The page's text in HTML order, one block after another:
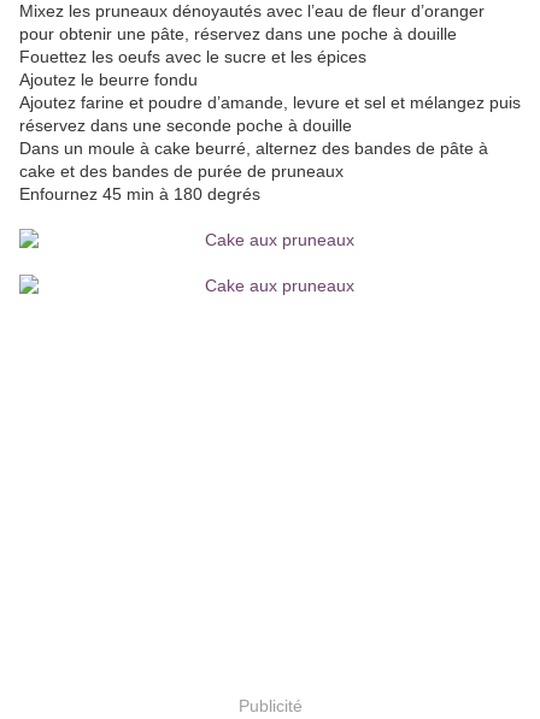
Mixez les pruneaux dénoyautés avec l’eau de fleur d’oranger
pour obtenir une pâte, réservez dans une poche à douille
Fouettez les oeufs avec le sucre et les épices
Ajoutez le beurre fondu
Ajoutez farine et poudre d’amande, levure et sel et mélangez puis
réservez dans une seconde poche à douille
Dans un moule à cake beurré, alternez des bandes de pâte à
cake et des bandes de purée de pruneaux
Enfournez 45 min à 180 degrés
Publicité